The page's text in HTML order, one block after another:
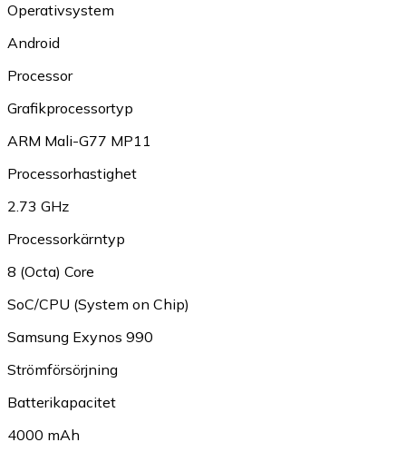
Operativsystem
Android
Processor
Grafikprocessortyp
ARM Mali-G77 MP11
Processorhastighet
2.73 GHz
Processorkärntyp
8 (Octa) Core
SoC/CPU (System on Chip)
Samsung Exynos 990
Strömförsörjning
Batterikapacitet
4000 mAh